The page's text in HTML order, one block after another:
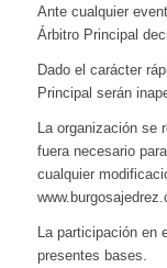
Ante cualquier
Árbitro Principal
Dado el carácter
Principal serán
La organización
fuera necesario
cualquier
La participación
presentes bases.